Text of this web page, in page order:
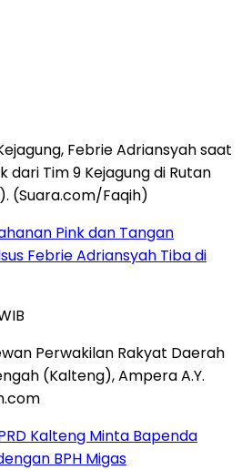
Pink dan Tangan
Febrie Adriansyah Tiba di
Kalteng Minta Bapenda
BPH Migas